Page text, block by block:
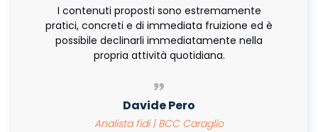
I contenuti proposti sono estremamente
pratici, concreti e di immediata fruizione ed è
possibile declinarli immediatamente nella
propria attività quotidiana.
Davide Pero
Analista fidi | BCC Caraglio